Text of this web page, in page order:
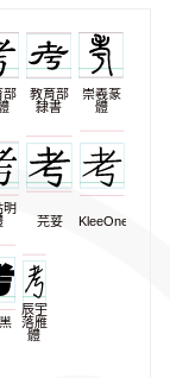
部
教育部
隸書
崇羲篆
體
明
芫荽 KleeOne
辰宇
落雁
體